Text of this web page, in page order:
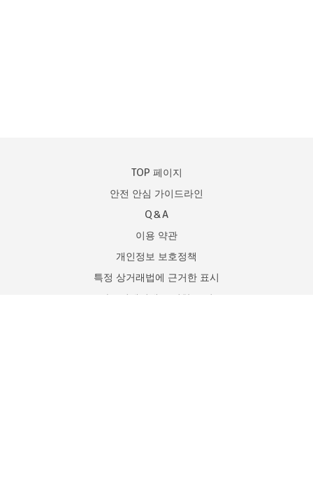
TOP 페이지
안전 안심 가이드라인
Q＆A
이용 약관
개인정보 보호정책
특정 상거래법에 근거한 표시
자금결제법에 근거한 표시